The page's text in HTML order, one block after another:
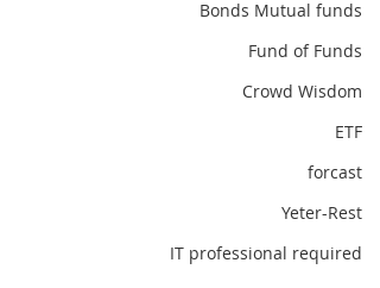
Bonds Mutual funds
Fund of Funds
Crowd Wisdom
ETF
forcast
Yeter-Rest
IT professional required